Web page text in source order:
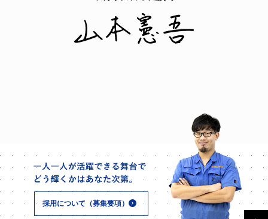
採用について（募集要項）